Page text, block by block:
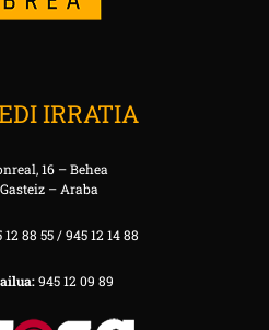
IRRATIA
16 – Behea
– Araba
88 55 / 945 12 14 88
945 12 09 89